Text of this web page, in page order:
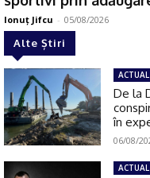
Ionuţ Jifcu - 05/08/2026
Alte Știri
ACTUAL
De la
în
06/08/
ACTUAL